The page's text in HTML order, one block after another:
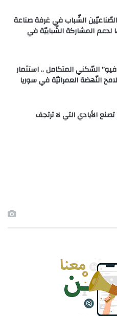
الشّباب في غرفة صناعة
المشاركة الشّبابيّة في
السّكني المتكامل .. استثمار
النّهضة العمرانيّة في سوريا
تصنع الأيادي التي لا ترتجف